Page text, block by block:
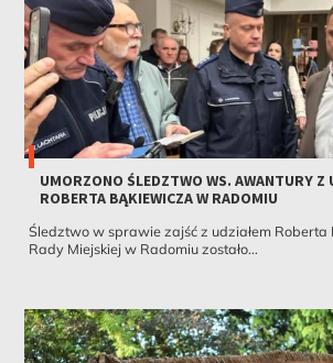
UMORZONO ŚLEDZTWO WS. AWANTURY Z
ROBERTA BĄKIEWICZA W RADOMIU
Śledztwo w sprawie zajść z udziałem Roberta
Rady Miejskiej w Radomiu zostało...